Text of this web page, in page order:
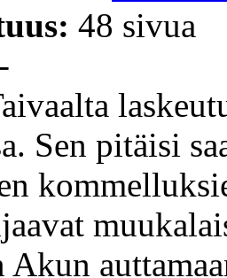
48 sivua
Sen pitäisi
Akun